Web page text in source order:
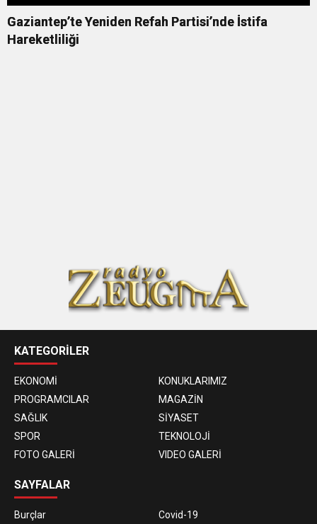
Gaziantep’te Yeniden Refah Partisi’nde İstifa
Hareketliliği
KATEGORİLER
EKONOMİ
KONUKLARIMIZ
PROGRAMCILAR
MAGAZİN
SAĞLIK
SİYASET
SPOR
TEKNOLOJİ
FOTO GALERİ
VIDEO GALERİ
SAYFALAR
Burçlar
Covid-19